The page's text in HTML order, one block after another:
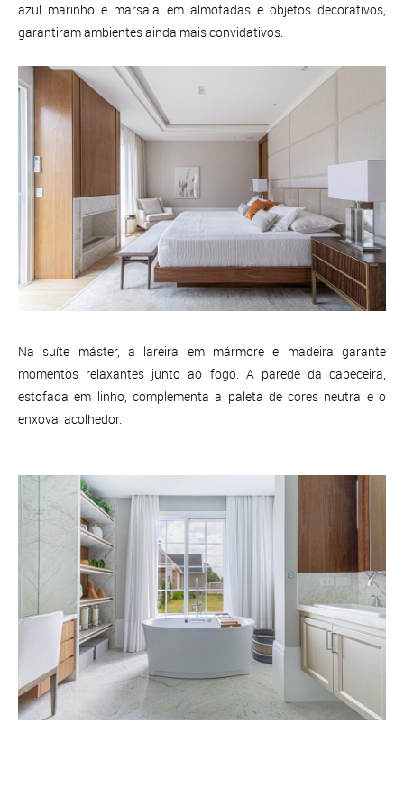
azul marinho e marsala em almofadas e objetos decorativos,
garantiram ambientes ainda mais convidativos.
Na suíte máster, a lareira em mármore e madeira garante
momentos relaxantes junto ao fogo. A parede da cabeceira,
estofada em linho, complementa a paleta de cores neutra e o
enxoval acolhedor.